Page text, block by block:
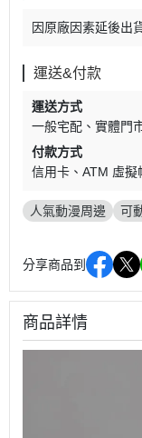
因原廠因素延後出
運送&付款
運送方式
一般宅配
實體門
付款方式
信用卡
ATM 虛擬
人氣動漫周邊 可
分享商品到
商品詳情